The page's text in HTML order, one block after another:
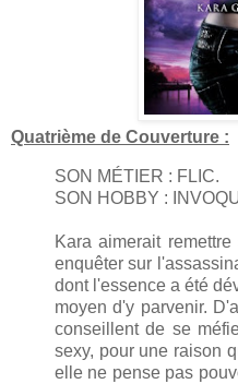
Quatrième de Couverture :
SON MÉTIER : FLIC.
SON HOBBY :
Kara aimerait
enquêter sur
dont l'essence a été
moyen d'y parvenir.
conseillent de se
sexy, pour une raison
elle ne pense pas